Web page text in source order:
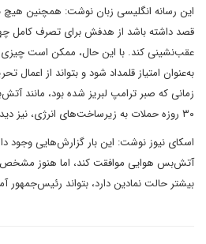
این رسانه انگلیسی زبان نوشت: همچنین هیچ
قصد داشته باشد از هدفش برای تصرف کامل
عقب‌نشینی کند. با این حال، ممکن است چیزی
به‌عنوان امتیاز قلمداد شود و بتواند از اعمال
زمانی که صبر ترامپ لبریز شده بود، مانند
۳۰ روزه حملات به زیرساخت‌های انرژی، نیز دیده شد.
اسکای نیوز نوشت: این بار گزارش‌هایی وجود
آتش‌بس هوایی موافقت کند، اما هنوز
بیشتر حالت نمادین دارد، بتواند رئیس‌جمهور